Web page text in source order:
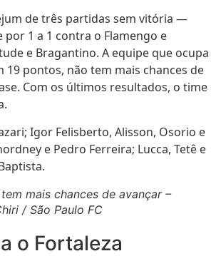
de três partidas sem vitória —
1 a 1 contra o Flamengo e
e Bragantino. A equipe que ocupa
19 pontos, não tem mais chances de
Com os últimos resultados, o time
Igor Felisberto, Alisson, Osorio e
e Pedro Ferreira; Lucca, Tetê e
mais chances de avançar –
/ São Paulo FC
o Fortaleza